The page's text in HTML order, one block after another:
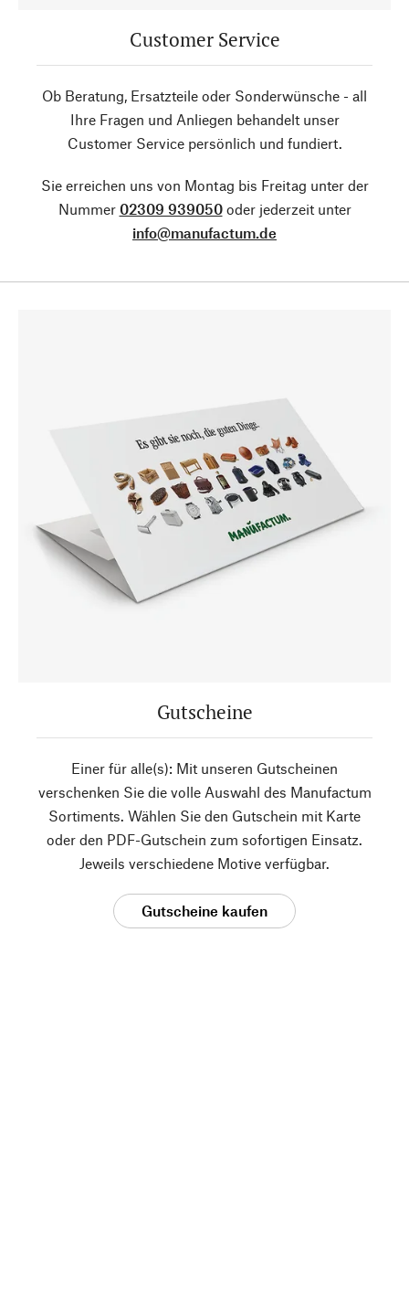
Customer Service
Ob Beratung, Ersatzteile oder Sonderwünsche - all
Ihre Fragen und Anliegen behandelt unser
Customer Service persönlich und fundiert.
Sie erreichen uns von Montag bis Freitag unter der
Nummer 02309 939050oder jederzeit unter
info@manufactum.de
Gutscheine
Einer für alle(s): Mit unseren Gutscheinen
verschenken Sie die volle Auswahl des Manufactum
Sortiments. Wählen Sie den Gutschein mit Karte
oder den PDF-Gutschein zum sofortigen Einsatz.
Jeweils verschiedene Motive verfügbar.
Gutscheine kaufen